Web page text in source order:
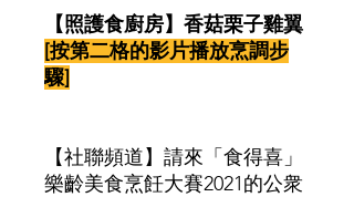
格【照護食廚房】香菇栗子雞翼
[按第二格的影片播放烹調步
驟]
【社聯頻道】請來「食得喜」
樂齡美食烹飪大賽2021的公衆